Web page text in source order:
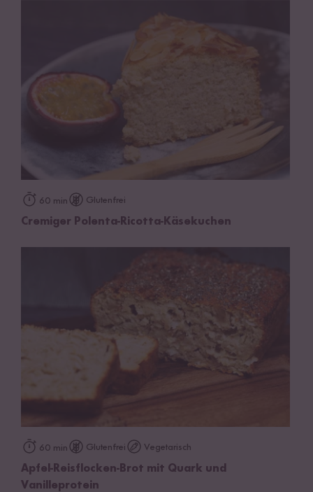
60 min Glutenfrei
Cremiger Polenta-Ricotta-Käsekuchen
60 min Glutenfrei Vegetarisch
Apfel-Reisflocken-Brot mit Quark und
Vanilleprotein